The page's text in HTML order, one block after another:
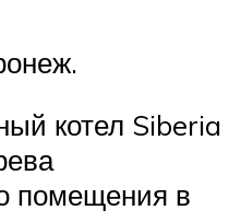
котел Siberia
помещения в